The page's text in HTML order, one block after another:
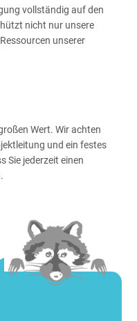
vollständig auf den
nicht nur unsere
unserer
Wert. Wir achten
und ein festes
Sie jederzeit einen